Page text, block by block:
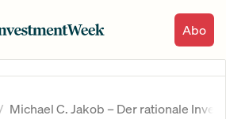
Abo
Michael C. Jakob – Der rationale